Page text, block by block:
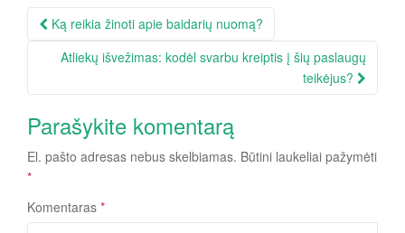
Įrašo
navigacija
Ką reikia žinoti apie baidarių nuomą?
Atliekų išvežimas: kodėl svarbu kreiptis į šių paslaugų
teikėjus?
Parašykite komentarą
El. pašto adresas nebus skelbiamas. Būtini laukeliai pažymėti
*
Komentaras *